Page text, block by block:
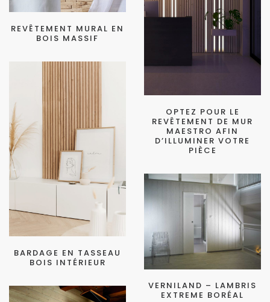
REVÊTEMENT MURAL EN
BOIS MASSIF
OPTEZ POUR LE
REVÊTEMENT DE MUR
MAESTRO AFIN
D’ILLUMINER VOTRE
PIÈCE
BARDAGE EN TASSEAU
BOIS INTÉRIEUR
VERNILAND – LAMBRIS
EXTREME BORÉAL